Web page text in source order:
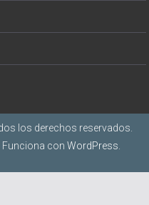
los derechos reservados.
Funciona con WordPress